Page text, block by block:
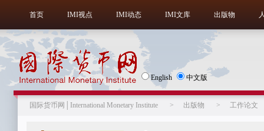
首页 IMI视点 IMI动态 IMI文库 出版物
English 中文版
国际货币网│International Monetary Institute > 出版物 > 工作论文